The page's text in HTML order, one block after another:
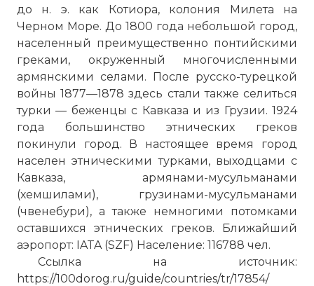
до н. э. как Котиора, колония Милета на
Черном Море. До 1800 года небольшой город,
населенный преимущественно понтийскими
греками, окруженный многочисленными
армянскими селами. После русско-турецкой
войны 1877—1878 здесь стали также селиться
турки — беженцы с Кавказа и из Грузии. 1924
года большинство этнических греков
покинули город. В настоящее время город
населен этническимитурками, выходцами с
Кавказа, армянами-мусульманами
(хемшилами), грузинами-мусульманами
(чвенебури), а также немногими потомками
оставшихся этнических греков. Ближайший
аэропорт: IATA (SZF) Население: 116788 чел.
Ссылка на источник:
https://100dorog.ru/guide/countries/tr/17854/